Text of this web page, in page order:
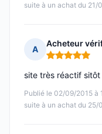
suite à un achat du 21/
A
Acheteur
Note : 5 sur 5
Publié le 02/09/2015 à
suite à un achat du 25/
site très réactif